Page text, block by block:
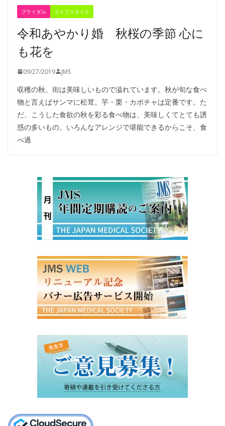
ブライダル ライフスタイル
令和あやかり婚 秋桜の季節 心に
も花を
09/27/2019 JMS
収穫の秋、街は美味しいもので溢れています。秋が旬な食べ
物と言えばサンマに松茸。芋・栗・カボチャは定番です。た
だ、こうした食欲の秋を彩る食べ物は、美味しくてとても誘
惑の多いもの。いろんなアレンジで堪能できるからこそ、食
べ過